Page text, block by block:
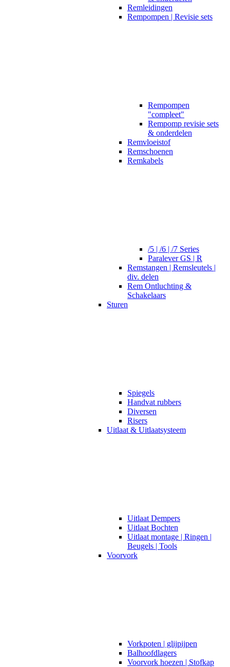
Remleidingen
Rempompen | Revisie sets
Rempompen
"compleet"
Rempomp revisie sets
& onderdelen
Remvloeistof
Remschoenen
Remkabels
/5 | /6 | /7 Series
Paralever GS | R
Remstangen | Remsleutels |
div. delen
Rem Ontluchting &
Schakelaars
Sturen
Spiegels
Handvat rubbers
Diversen
Risers
Uitlaat & Uitlaatsysteem
Uitlaat Dempers
Uitlaat Bochten
Uitlaat montage | Ringen |
Beugels | Tools
Voorvork
Vorkpoten | glijpijpen
Balhoofdlagers
Voorvork hoezen | Stofkap